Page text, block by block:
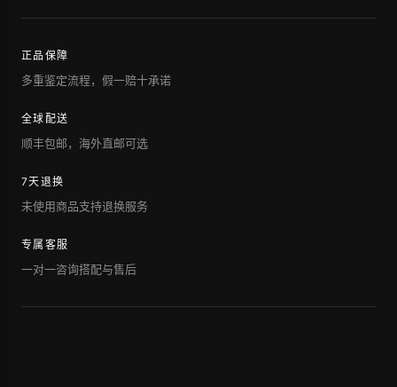
正品保障
多重鉴定流程，假一赔十承诺
全球配送
顺丰包邮，海外直邮可选
7天退换
未使用商品支持退换服务
专属客服
一对一咨询搭配与售后